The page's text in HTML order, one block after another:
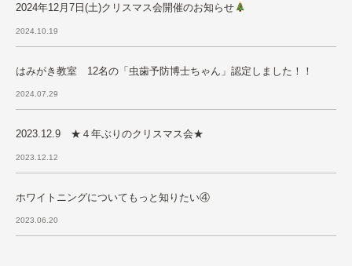
2024年12月7日(土)クリスマス会開催のお知らせ
2024.10.19
はみがき教室 12名の「虫歯予防博士ちゃん」認定しました！！
2024.07.29
2023.12.9 ★４年ぶりのクリスマス会★
2023.12.12
ホワイトニングについてもっと知りたい④
2023.06.20